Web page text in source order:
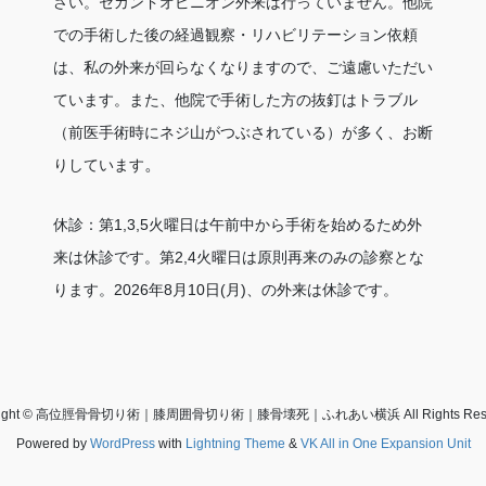
での手術した後の経過観察・リハビリテーション依頼
は、私の外来が回らなくなりますので、ご遠慮いただい
ています。また、他院で手術した方の抜釘はトラブル
（前医手術時にネジ山がつぶされている）が多く、お断
りしています。
休診：第1,3,5火曜日は午前中から手術を始めるため外
来は休診です。 第2,4火曜日は原則再来のみの診察とな
ります。2026年8月10日(月)、の外来は休診です。
© 高位脛骨骨切り術｜膝周囲骨切り術｜膝骨壊死｜ふれあい横浜 All Rights
Powered by WordPresswith Lightning Theme & VK All in One Expansion Unit